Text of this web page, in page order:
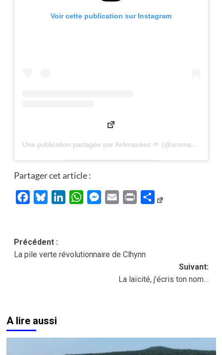
Voir cette publication sur Instagram
Une publication partagée par Arômacées 🌱 (@aromacees)
Partager cet article :
FacebookBlueskyLinkedInWhatsAppMessenger
Email Print Partager
Navigation
d’article
Précédent :
La pile verte révolutionnaire de Clhynn
Suivant:
La laïcité, j’écris ton nom…
A lire aussi